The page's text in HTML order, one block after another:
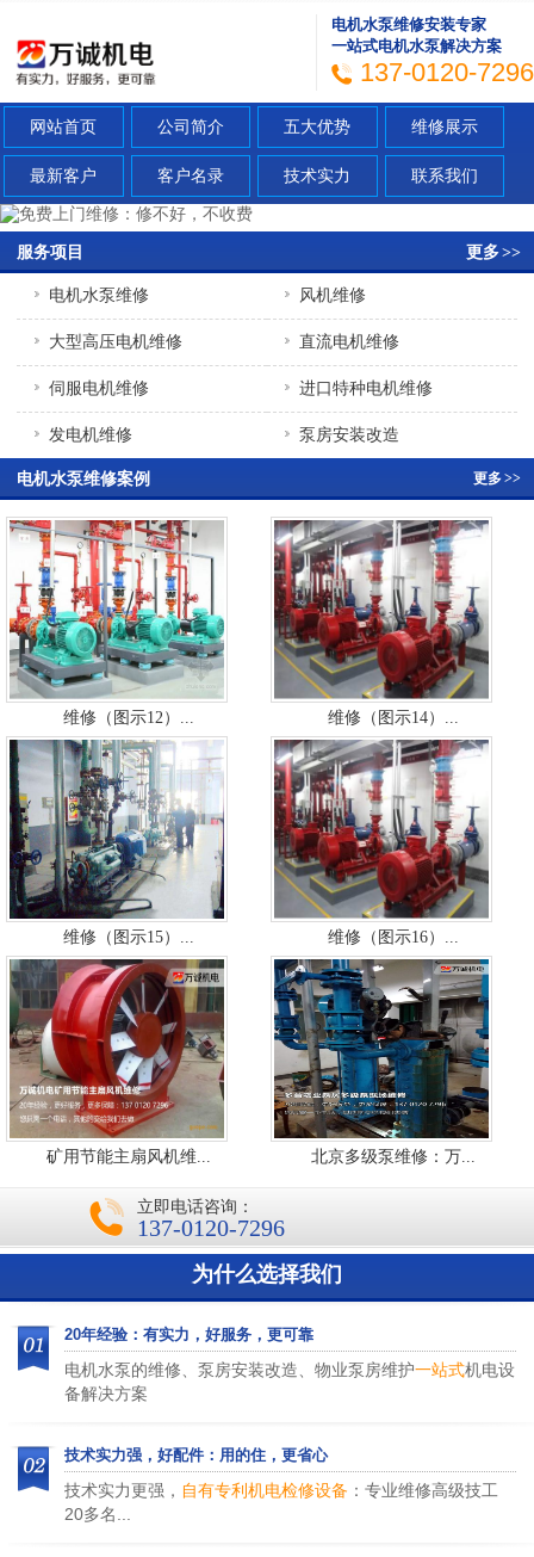
电机水泵维修安装专家
一站式电机水泵解决方案
137-0120-7296
网站首页 公司简介 五大优势 维修展示
最新客户 客户名录 技术实力 联系我们
更多>>
服务项目
电机水泵维修 风机维修
大型高压电机维修 直流电机维修
伺服电机维修 进口特种电机维修
发电机维修 泵房安装改造
充电桩安装 更多>>
电机水泵维修案例
维修（图示12）... 维修（图示14）...
维修（图示15）... 维修（图示16）...
矿用节能主扇风机维... 北京多级泵维修：万...
立即电话咨询：
137-0120-7296
为什么选择我们
20年经验：有实力，好服务，更可靠
电机水泵的维修、泵房安装改造、物业泵房维护一站式机电设
备解决方案
技术实力强，好配件：用的住，更省心
技术实力更强， 自有专利机电检修设备 ：专业维修高级技工
20多名...